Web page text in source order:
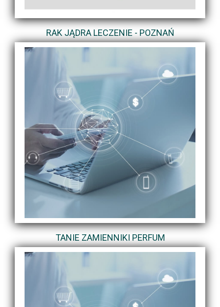
RAK JĄDRA LECZENIE - POZNAŃ
TANIE ZAMIENNIKI PERFUM